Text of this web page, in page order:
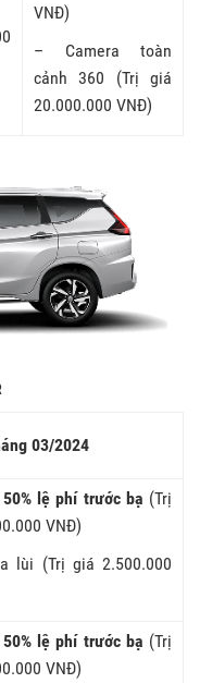
VNĐ)
– Camera toàn
cảnh 360 (Trị giá
20.000.000 VNĐ)
03/2024
50% lệ phí trước bạ (Trị
VNĐ)
lùi (Trị giá 2.500.000
50% lệ phí trước bạ (Trị
VNĐ)